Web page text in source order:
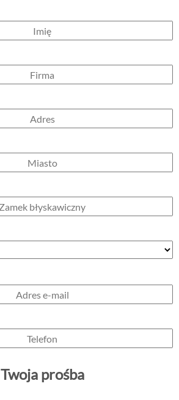
Twoja prośba